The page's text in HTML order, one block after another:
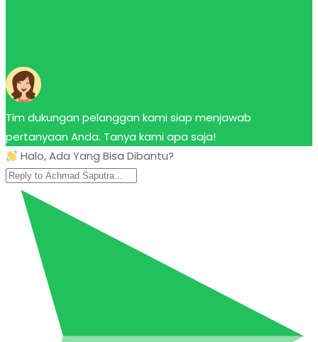
Tim dukungan pelanggan kami siap menjawab
pertanyaan Anda. Tanya kami apa saja!
Halo, Ada Yang Bisa Dibantu?